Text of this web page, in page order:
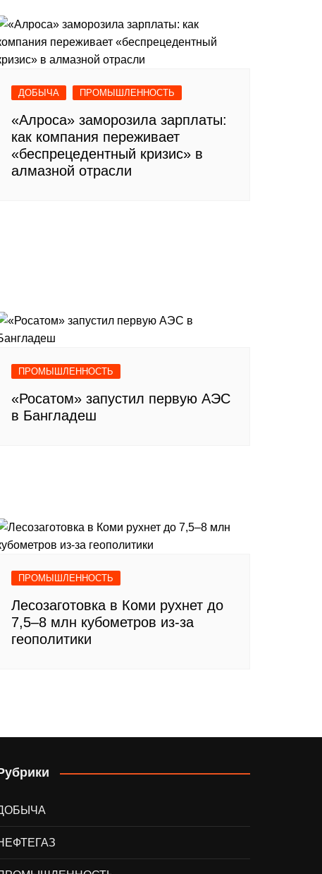
ДОБЫЧА ПРОМЫШЛЕННОСТЬ
«Алроса» заморозила зарплаты:
как компания переживает
«беспрецедентный кризис» в
алмазной отрасли
ПРОМЫШЛЕННОСТЬ
«Росатом» запустил первую АЭС
в Бангладеш
ПРОМЫШЛЕННОСТЬ
Лесозаготовка в Коми рухнет до
7,5–8 млн кубометров из-за
геополитики